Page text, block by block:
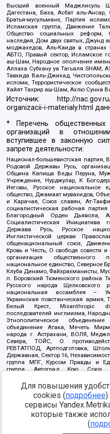
Высший военный Маджлисуль
Дагестана, База, Асбат аль-
Братья-мусульмане, Партия
Исламская группа, Движение
Общество социальных реформ,
наследия, Дом двух святых,
моджахедов, Аль-Каида в странах
АБТО, Правый сектор, Исламское
аш-Шам, Народное ополчение
Аллаха Субхану уа Тагьаля
Тавхида Валь-Джихад,
исломи, Террористическое
Хайят Тахрир аш-Шам, Ахлю Сунна
Источник:
http://
organizacii-i-materialy.html
* Перечень общественных
организаций в
вступившее в законную
запрете деятельности:
Национал-большевистская партия,
Родовой Державы Русь,
Община Капища Веды Перуна,
Учреждение, Нурджулар, К
Иеговы, Русское национальное
общество, Джамаат мувахидов,
и Карачая, Союз славян, Ат-
социалистическая рабочая
Благородный Орден Дьявола,
Социалистическая Инициатива
Держава Русь, Русское
Инглистической церкви
общенациональный союз,
Кровь и Честь, О свободе совести
организация общественного
национальное единство, Северное
Клуба Динамо, Файзрахманисты,
п. Боровский Тюменского района
Русского народа Щелковского
национальная ассамблея –
Украинская повстанческая армия,
Белый Крест, Misanthropic
последователей инглиизма,
Этнополитическое
объединение Атака, Мечеть
народа г. Астрахани, ВОЛЯ,
Севера, ТОЙС, О
РЕВТАТПОД, Артподготовка,
Державная, Сектор 16,
группа МПГ, Курсом Правды и
группа, Автоград Крю, Союз
Арестантское уголовное единство,
Дафа, Иртыш Ultras, Русский
Сибирский державный союз, Фонд
граждан, Штабы Навального, Совет
Краснодара
https://
Для повышения
cookies (подробнее
сервисы
которые также
(